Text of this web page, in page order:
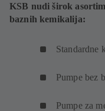
KSB nudi širok
baznih kemikalija:
Standardne
Pumpe bez
Pumpe za